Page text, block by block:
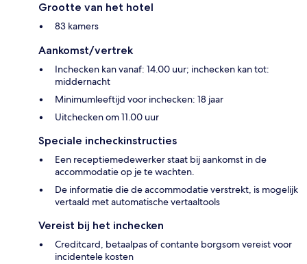
Grootte van het hotel
83 kamers
Aankomst/vertrek
Inchecken kan vanaf: 14.00 uur; inchecken kan tot:
middernacht
Minimumleeftijd voor inchecken: 18 jaar
Uitchecken om 11.00 uur
Speciale incheckinstructies
Een receptiemedewerker staat bij aankomst in de
accommodatie op je te wachten.
De informatie die de accommodatie verstrekt, is mogelijk
vertaald met automatische vertaaltools
Vereist bij het inchecken
Creditcard, betaalpas of contante borgsom vereist voor
incidentele kosten